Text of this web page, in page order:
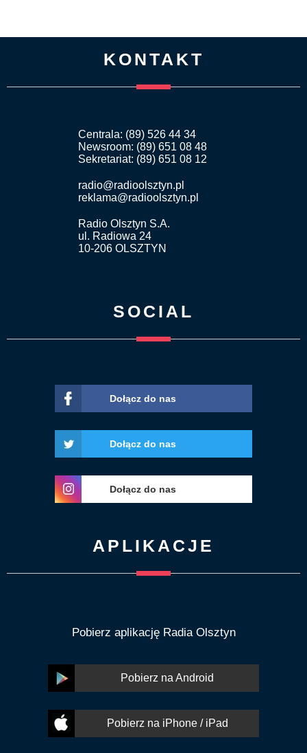
KONTAKT
Centrala: (89) 526 44 34
Newsroom: (89) 651 08 48
Sekretariat: (89) 651 08 12
radio@radioolsztyn.pl
reklama@radioolsztyn.pl
Radio Olsztyn S.A.
ul. Radiowa 24
10-206 OLSZTYN
SOCIAL
Dołącz do nas
Dołącz do nas
Dołącz do nas
APLIKACJE
Pobierz aplikację Radia Olsztyn
Pobierz na Android
Pobierz na iPhone / iPad